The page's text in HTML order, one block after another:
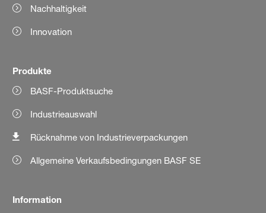
Nachhaltigkeit
Innovation
Produkte
BASF-Produktsuche
Industrieauswahl
Rücknahme von Industrieverpackungen
Allgemeine Verkaufsbedingungen BASF SE
Information